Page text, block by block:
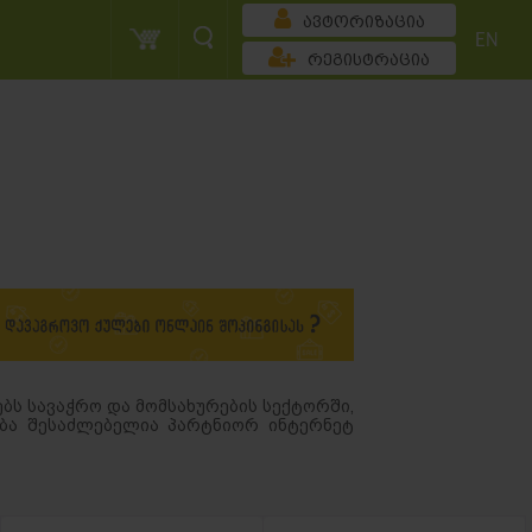
ავტორიზაცია
რეგისტრაცია
EN
სავაჭრო და მომსახურების სექტორში,
შესაძლებელია პარტნიორ ინტერნეტ